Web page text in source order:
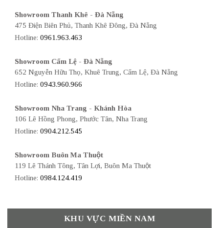
Showroom Thanh Khê - Đà Nẵng
475 Điện Biên Phủ, Thanh Khê Đông, Đà Nẵng
Hotline: 0961.963.463
Showroom Cẩm Lệ - Đà Nẵng
652 Nguyễn Hữu Thọ, Khuê Trung, Cẩm Lệ, Đà Nẵng
Hotline: 0943.960.966
Showroom Nha Trang - Khánh Hòa
106 Lê Hồng Phong, Phước Tân, Nha Trang
Hotline: 0904.212.545
Showroom Buôn Ma Thuột
119 Lê Thánh Tông, Tân Lợi, Buôn Ma Thuột
Hotline: 0984.124.419
KHU VỰC MIỀN NAM